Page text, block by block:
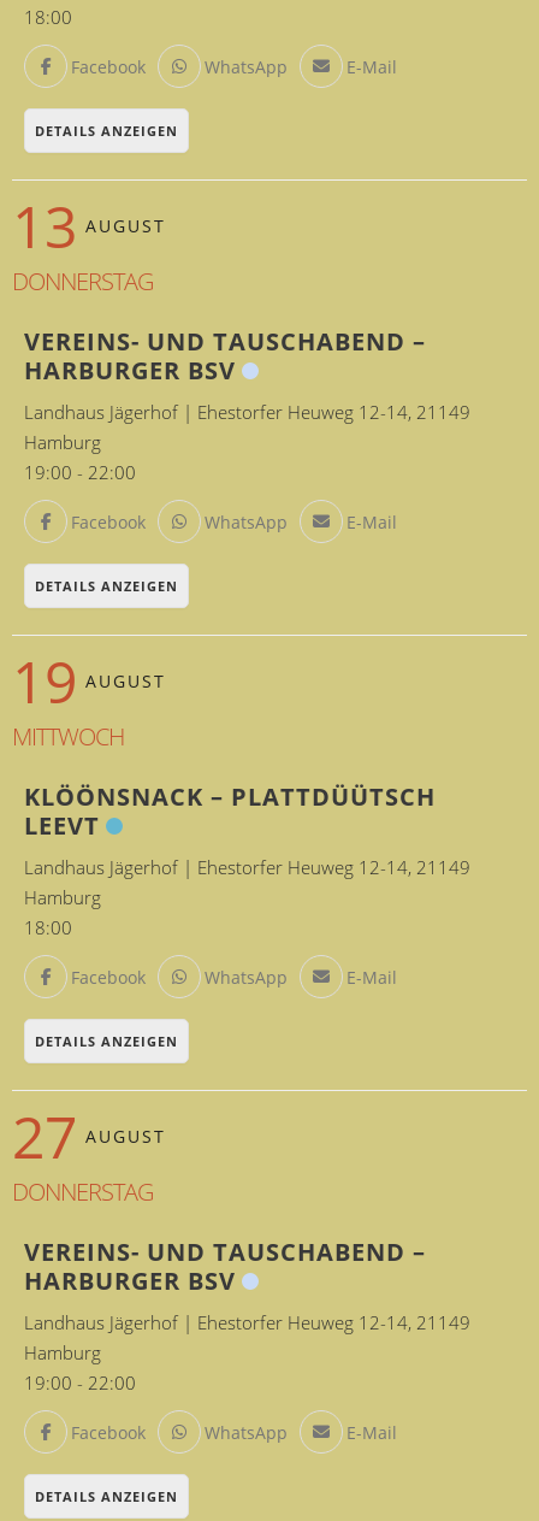
18:00
Facebook WhatsApp E-Mail
DETAILS ANZEIGEN
13 AUGUST
DONNERSTAG
VEREINS- UND TAUSCHABEND –
HARBURGER BSV
Landhaus Jägerhof | Ehestorfer Heuweg 12-14, 21149
Hamburg
19:00 - 22:00
Facebook WhatsApp E-Mail
DETAILS ANZEIGEN
19 AUGUST
MITTWOCH
KLÖÖNSNACK – PLATTDÜÜTSCH
LEEVT
Landhaus Jägerhof | Ehestorfer Heuweg 12-14, 21149
Hamburg
18:00
Facebook WhatsApp E-Mail
DETAILS ANZEIGEN
27 AUGUST
DONNERSTAG
VEREINS- UND TAUSCHABEND –
HARBURGER BSV
Landhaus Jägerhof | Ehestorfer Heuweg 12-14, 21149
Hamburg
19:00 - 22:00
Facebook WhatsApp E-Mail
DETAILS ANZEIGEN